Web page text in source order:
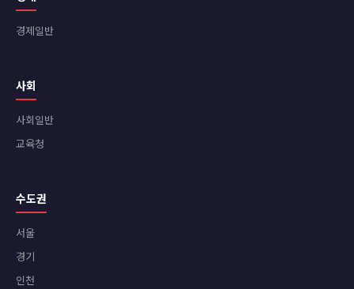
경제일반
사회
사회일반
교육청
수도권
서울
경기
인천